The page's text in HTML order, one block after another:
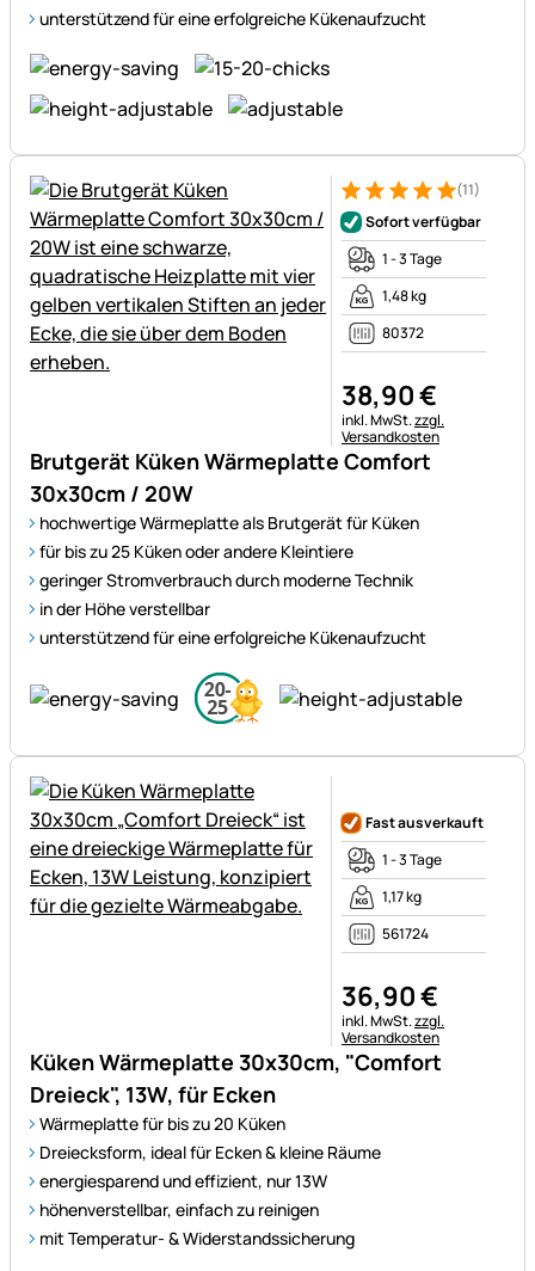
unterstützend für eine erfolgreiche Kükenaufzucht
Brutgerät Küken Wärmeplatte Comfort
30x30cm / 20W
hochwertige Wärmeplatte als Brutgerät für Küken
für bis zu 25 Küken oder andere Kleintiere
geringer Stromverbrauch durch moderne Technik
in der Höhe verstellbar
unterstützend für eine erfolgreiche Kükenaufzucht
Bewertung: 5 von 5 (11
11 Bewertungen
(11)
Sofort verfügbar
1 - 3 Tage
1,48 kg
80372
38,90€
Steuerhinweis:
inkl. MwSt.zzgl.
Versandkosten
Küken Wärmeplatte 30x30cm, "Comfort
Dreieck", 13W, für Ecken
Wärmeplatte für bis zu 20 Küken
Dreiecksform, ideal für Ecken & kleine Räume
energiesparend und effizient, nur 13W
höhenverstellbar, einfach zu reinigen
mit Temperatur- & Widerstandssicherung
Fast ausverkauft
1 - 3 Tage
1,17 kg
561724
36,90€
Steuerhinweis:
inkl. MwSt.zzgl.
Versandkosten